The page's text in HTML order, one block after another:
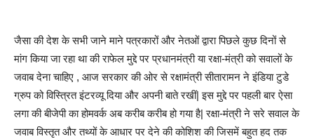
जैसा की देश के सभी जाने माने पत्रकारों और नेतओं द्वारा पिछले कुछ दिनों से
मांग किया जा रहा था की राफेल मुद्दे पर प्रधानमंत्री या रक्षा-मंत्री को सवालों के
जवाब देना चाहिए , आज सरकार की ओर से रक्षामंत्री सीतारामन ने इंडिया टुडे
ग्रुप को विस्त्रित इंटरव्यू दिया और अपनी बाते रखीं| इस मुद्दे पर पहली बार ऐसा
लगा की बीजेपी का होमवर्क अब करीब करीब हो गया है| रक्षा-मंत्री ने सरे सवाल के
जवाब विस्तृत और तथ्यों के आधार पर देने की कोशिश की जिसमें बहुत हद तक